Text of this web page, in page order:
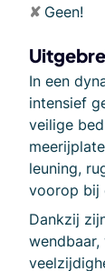
✘ Geen!
In een
intensief
veilige
leuning,
voorop bij
Dankzij